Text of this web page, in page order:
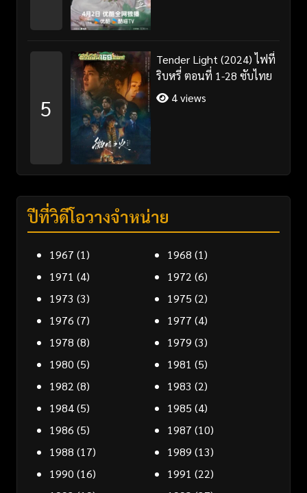
5
Tender Light (2024) ไฟที่
ริบหรี่ ตอนที่ 1-28 ซับไทย
4 views
ปีที่วิดีโอวางจำหน่าย
1967 (1) 1968 (1)
1971 (4) 1972 (6)
1973 (3) 1975 (2)
1976 (7) 1977 (4)
1978 (8) 1979 (3)
1980 (5) 1981 (5)
1982 (8) 1983 (2)
1984(5) 1985 (4)
1986 (5) 1987 (10)
1988 (17) 1989 (13)
1990 (16) 1991 (22)